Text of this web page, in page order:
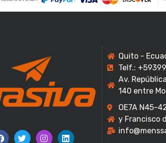
Quito -
Telf.:
Av.
140 entre
OE7A N45-
y Francisco